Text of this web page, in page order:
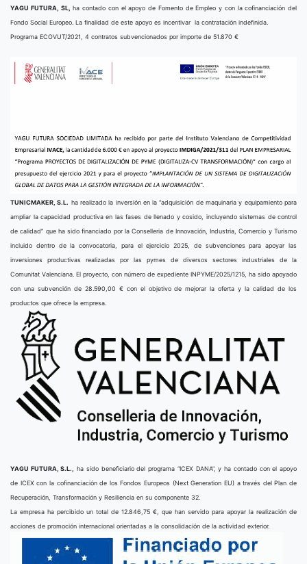
YAGU FUTURA, SL,
ha contado con el apoyo de Fomento de Empleo y con la cofinanciación del
Fondo Social Europeo. La finalidad de este apoyo es incentivar la contratación indefinida.
Programa ECOVUT/2021, 4 contratos subvencionados por importe de 51.870 €
TUNICMAKER, S.L. ha realizado la inversión en la “adquisición de maquinaria y equipamiento para
ampliar la capacidad productiva en las fases de llenado y cosido, incluyendo sistemas de control
de calidad” que ha sido financiado por la Conselleria de Innovación, Industria, Comercio y Turismo
incluido dentro de la convocatoria, para el ejercicio 2025, de subvenciones para apoyar las
inversiones productivas realizadas por las pymes de diversos sectores industriales de la
Comunitat Valenciana. El proyecto, con número de expediente INPYME/2025/1215, ha sido apoyado
con una subvención de 28.590,00 € con el objetivo de mejorar la oferta y la calidad de los
productos que ofrece la empresa.
YAGU FUTURA, S.L.,
ha sido beneficiario del programa “ICEX DANA”, y ha contado con el apoyo
de ICEX con la cofinanciación de los Fondos Europeos (Next Generation EU) a través del Plan de
Recuperación, Transformación y Resiliencia en su componente 32.
La empresa ha percibido un total de 12.846,75 €, que han servido para apoyar la realización de
acciones de promoción internacional orientadas a la consolidación de la actividad exterior.